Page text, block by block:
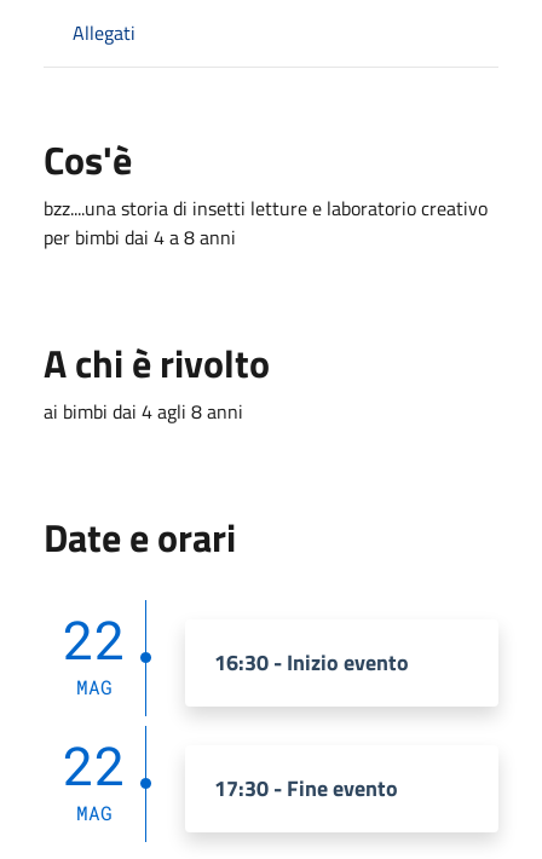
Allegati
Cos'è
bzz....una storia di insetti letture e laboratorio creativo
per bimbi dai 4 a 8 anni
A chi è rivolto
ai bimbi dai 4 agli 8 anni
Date e orari
22
MAG
16:30 - Inizio evento
22
MAG
17:30 - Fine evento